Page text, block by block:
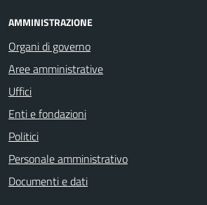
AMMINISTRAZIONE
Organi di governo
Aree amministrative
Uffici
Enti e fondazioni
Politici
Personale amministrativo
Documenti e dati